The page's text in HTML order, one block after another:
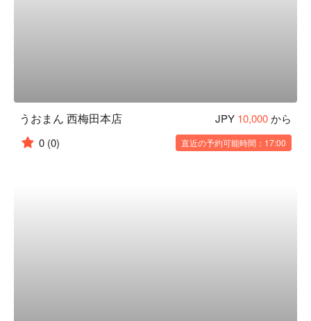
うおまん 西梅田本店 JPY 10,000から
0 (0) 直近の予約可能時間：17:00